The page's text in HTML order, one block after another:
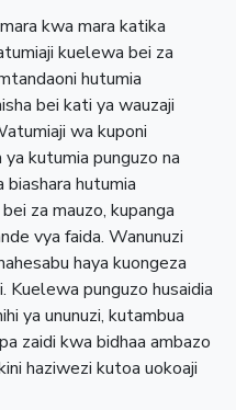
kwa mara katika
kuelewa bei za
hutumia
bei kati ya wauzaji
wa kuponi
kutumia punguzo na
hutumia
za mauzo, kupanga
vya faida. Wanunuzi
haya kuongeza
Kuelewa punguzo husaidia
ya ununuzi, kutambua
zaidi kwa bidhaa ambazo
haziwezi kutoa uokoaji